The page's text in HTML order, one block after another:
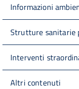
Informazioni
Strutture sanitarie
Interventi
Altri contenuti